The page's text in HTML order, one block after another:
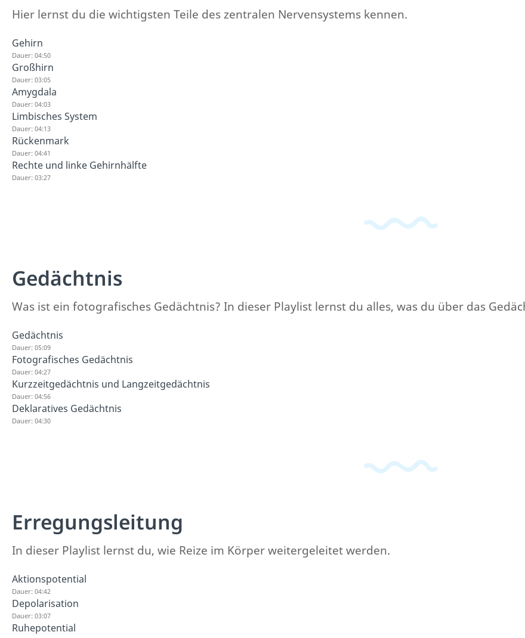
Hier lernst du die wichtigsten Teile des zentralen Nervensystems kennen.
Gehirn
Dauer: 04:50
Großhirn
Dauer: 03:05
Amygdala
Dauer: 04:03
Limbisches System
Dauer: 04:13
Rückenmark
Dauer: 04:41
Rechte und linke Gehirnhälfte
Dauer: 03:27
Gedächtnis
Was ist ein fotografisches Gedächtnis? In dieser Playlist lernst du alles, was du über das
Gedächtnis
Dauer: 05:09
Fotografisches Gedächtnis
Dauer: 04:27
Kurzzeitgedächtnis und Langzeitgedächtnis
Dauer: 04:56
Deklaratives Gedächtnis
Dauer: 04:30
Erregungsleitung
In dieser Playlist lernst du, wie Reize im Körper weitergeleitet werden.
Aktionspotential
Dauer: 04:42
Depolarisation
Dauer: 03:07
Ruhepotential